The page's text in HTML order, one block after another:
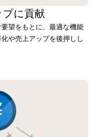
プに貢献
望をもとに、最適な機能
や売上アップを後押しし